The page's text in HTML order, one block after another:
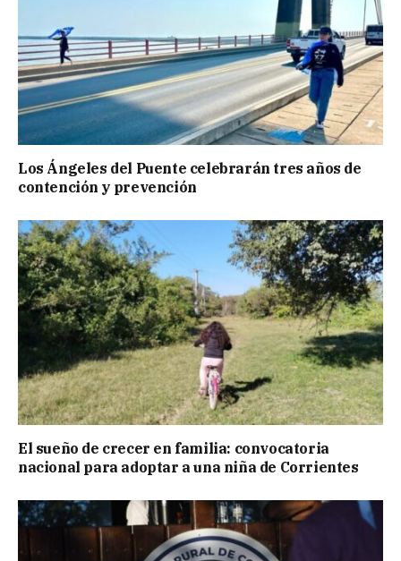
Los Ángeles del Puente celebrarán tres años de
contención y prevención
El sueño de crecer en familia: convocatoria
nacional para adoptar a una niña de Corrientes